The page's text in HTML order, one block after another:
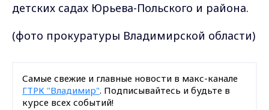
детских садах Юрьева-Польского и района.
(фото прокуратуры Владимирской области)
Самые свежие и главные новости в макс-канале
ГТРК "Владимир". Подписывайтесь и будьте в
курсе всех событий!